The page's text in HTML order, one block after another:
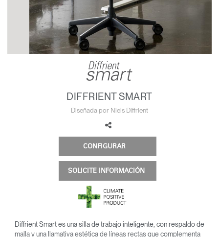
Cambiar región
Opens
to
Facebook
Opens
to
Twitter
Opens
to
Linkedin
Opens
to
Instagram
Opens
to
Humanscale
Blog
Opens
to
Pinterest
Opens
to
YouTube
DIFFRIENT SMART
Diseñada por Niels Diffrient
CONFIGURAR
SOLICITE INFORMACIÓN
Diffrient Smart es una silla de trabajo inteligente, con respaldo de
malla y una llamativa estética de líneas rectas que complementa